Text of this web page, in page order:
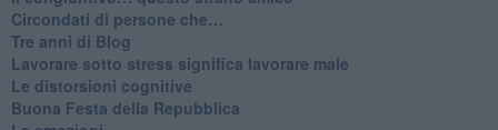
​Circondati di persone che…
​Tre anni di Blog
​Lavorare sotto stress significa lavorare male
​Le distorsioni cognitive
​Buona Festa della Repubblica